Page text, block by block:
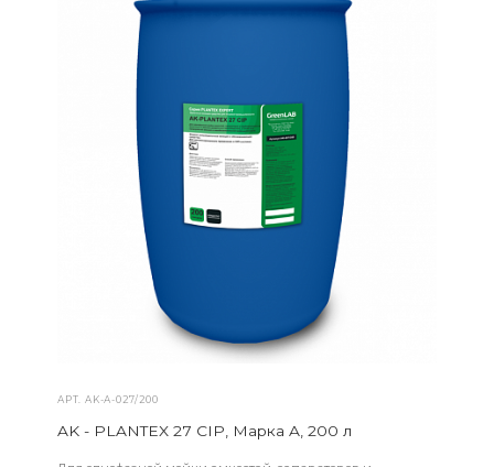
АРТ.AK-А-027/200
AK - PLANTEX 27 CIP, Марка A, 200 л